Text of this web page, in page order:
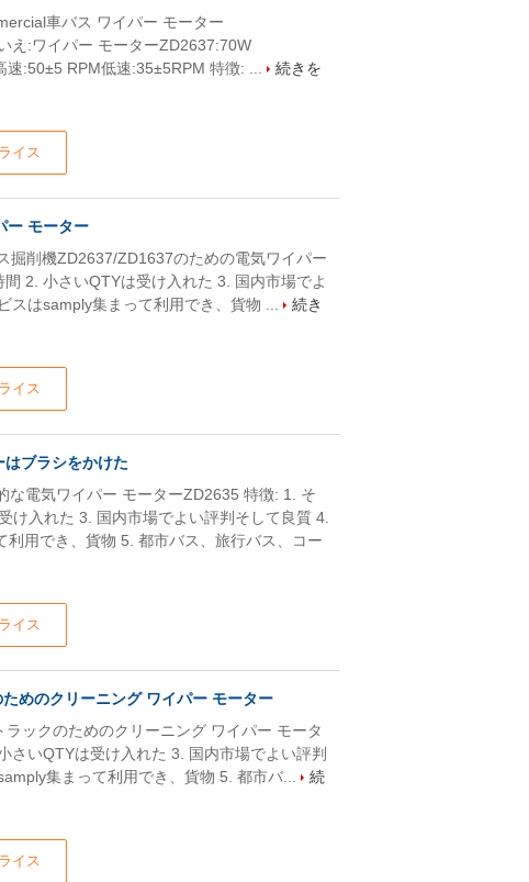
イス
車バス ワイパー モーター
え:ワイパー モーターZD2637:70W
:50±5 RPM低速:35±5RPM 特徴: ...
続きを
ー モーター
イス
掘削機ZD2637/ZD1637のための電気ワイパー
2. 小さいQTYは受け入れた 3. 国内市場でよ
スはsamply集まって利用でき、貨物 ...
続き
はブラシをかけた
イス
な電気ワイパー モーターZD2635 特徴: 1. そ
け入れた 3. 国内市場でよい評判そして良質 4.
用でき、貨物 5. 都市バス、旅行バス、コー
めのクリーニング ワイパー モーター
イス
ックのためのクリーニング ワイパー モータ
さいQTYは受け入れた 3. 国内市場でよい評判
集まって利用でき、貨物 5. 都市バ...
続